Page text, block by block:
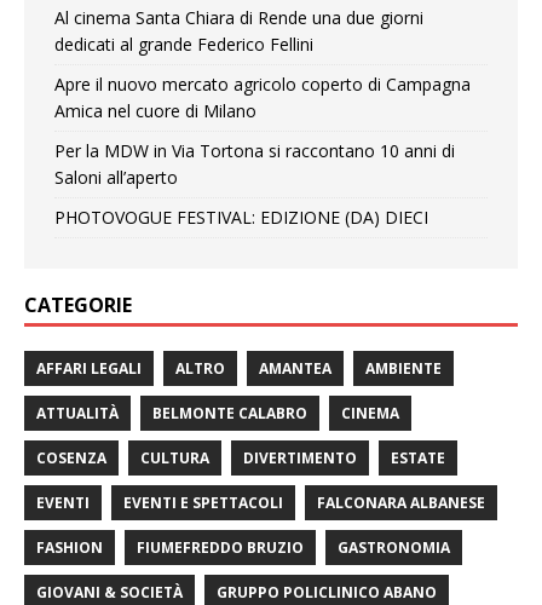
Al cinema Santa Chiara di Rende una due giorni
dedicati al grande Federico Fellini
Apre il nuovo mercato agricolo coperto di Campagna
Amica nel cuore di Milano
Per la MDW in Via Tortona si raccontano 10 anni di
Saloni all’aperto
PHOTOVOGUE FESTIVAL: EDIZIONE (DA) DIECI
CATEGORIE
AFFARI LEGALI ALTRO AMANTEA AMBIENTE
ATTUALITÀ BELMONTE CALABRO CINEMA
COSENZA CULTURA DIVERTIMENTO ESTATE
EVENTI EVENTI E SPETTACOLI FALCONARA ALBANESE
FASHION FIUMEFREDDO BRUZIO GASTRONOMIA
GIOVANI & SOCIETÀ GRUPPO POLICLINICO ABANO